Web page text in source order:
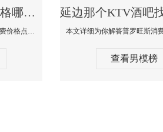
延边KTV男模小费价格哪家便宜-宝马会KTV消费口碑点评
本文详细为你解答宝马会KTV消费价格点评，更多关于KTV男模小费价格哪家便宜免费咨询1333 867 6881微信同步！
查看男模榜